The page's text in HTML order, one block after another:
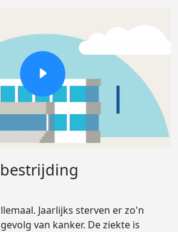
Jaarlijks sterven er zo'n
van kanker. De ziekte is